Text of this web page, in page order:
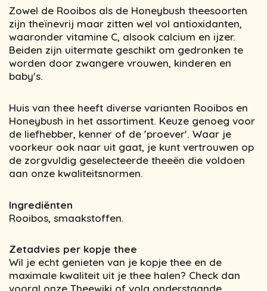
Zowel de Rooibos als de Honeybush theesoorten
zijn theïnevrij maar zitten wel vol antioxidanten,
waaronder vitamine C, alsook calcium en ijzer.
Beiden zijn uitermate geschikt om gedronken te
worden door zwangere vrouwen, kinderen en
baby's.
Huis van thee heeft diverse varianten Rooibos en
Honeybush in het assortiment. Keuze genoeg voor
de liefhebber, kenner of de 'proever'. Waar je
voorkeur ook naar uit gaat, je kunt vertrouwen op
de zorgvuldig geselecteerde theeën die voldoen
aan onze kwaliteitsnormen.
Ingrediënten
Rooibos, smaakstoffen.
Zetadvies per kopje thee
Wil je echt genieten van je kopje thee en de
maximale kwaliteit uit je thee halen? Check dan
vooral onze Theewiki of volg onderstaande